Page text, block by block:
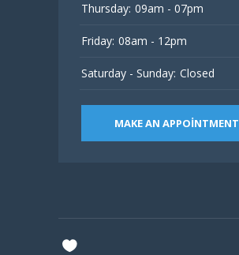
Thursday: 09am - 07pm
Friday: 08am - 12pm
Saturday - Sunday: Closed
MAKE AN APPOINTMENT